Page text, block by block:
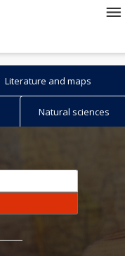
Literature and maps
Natural sciences